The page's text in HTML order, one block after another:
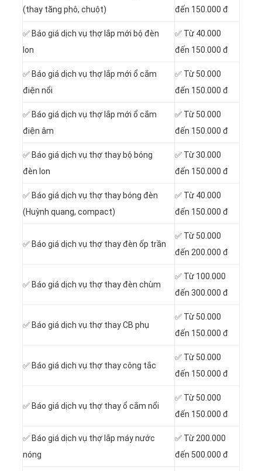
(thay tăng phô, chuột)
đến 150.000 đ
✅ Báo giá dịch vụ thợ lắp mới bộ đèn
lon
✅ Từ 40.000
đến 150.000 đ
✅ Báo giá dịch vụ thợ lắp mới ổ cắm
điện nổi
✅ Từ 50.000
đến 150.000 đ
✅ Báo giá dịch vụ thợ lắp mới ổ cắm
điện âm
✅ Từ 50.000
đến 150.000 đ
✅ Báo giá dịch vụ thợ thay bộ bóng
đèn lon
✅ Từ 30.000
đến 150.000 đ
✅ Báo giá dịch vụ thợ thay bóng đèn
(Huỳnh quang, compact)
✅ Từ 40.000
đến 150.000 đ
✅ Báo giá dịch vụ thợ thay đèn ốp trần
✅ Từ 50.000
đến 200.000 đ
✅ Báo giá dịch vụ thợ thay đèn chùm
✅ Từ 100.000
đến 300.000 đ
✅ Báo giá dịch vụ thợ thay CB phụ
✅ Từ 50.000
đến 150.000 đ
✅ Báo giá dịch vụ thợ thay công tắc
✅ Từ 50.000
đến 150.000 đ
✅ Báo giá dịch vụ thợ thay ổ cắm nổi
✅ Từ 50.000
đến 150.000 đ
✅ Báo giá dịch vụ thợ lắp máy nước
nóng
✅ Từ 200.000
đến 500.000 đ